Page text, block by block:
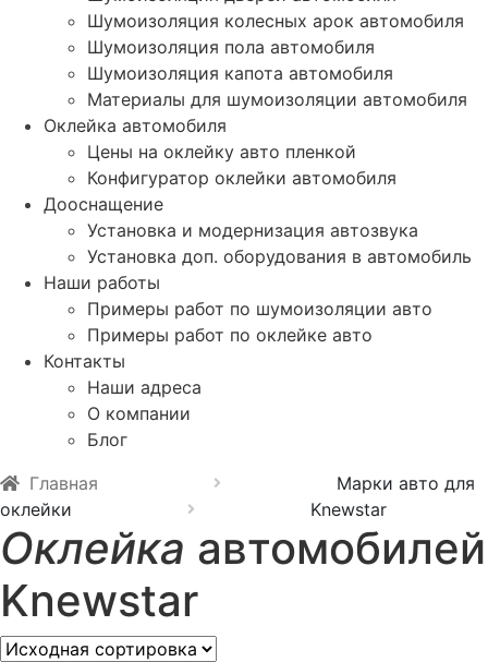
Шумоизоляция колесных арок автомобиля
Шумоизоляция пола автомобиля
Шумоизоляция капота автомобиля
Материалы для шумоизоляции автомобиля
Оклейка автомобиля
Цены на оклейку авто пленкой
Конфигуратор оклейки автомобиля
Дооснащение
Установка и модернизация автозвука
Установка доп. оборудования в автомобиль
Наши работы
Примеры работ по шумоизоляции авто
Примеры работ по оклейке авто
Контакты
Наши адреса
О компании
Блог
Главная
Марки авто для
оклейки
Knewstar
Оклейка автомобилей
Knewstar